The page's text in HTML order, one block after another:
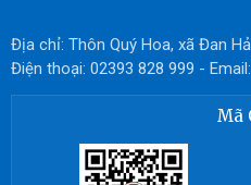
Địa chỉ: Thôn Quý Hoa, xã Đan
Điện thoại: 02393 828 999 -
Mã